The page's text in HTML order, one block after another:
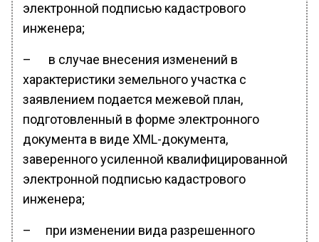
электронной подписью кадастрового
инженера;
– в случае внесения изменений в
характеристики земельного участка с
заявлением подается межевой план,
подготовленный в форме электронного
документа в виде XML-документа,
заверенного усиленной квалифицированной
электронной подписью кадастрового
инженера;
– при изменении вида разрешенного